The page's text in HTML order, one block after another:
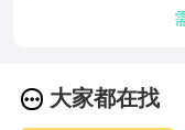
大家都在找